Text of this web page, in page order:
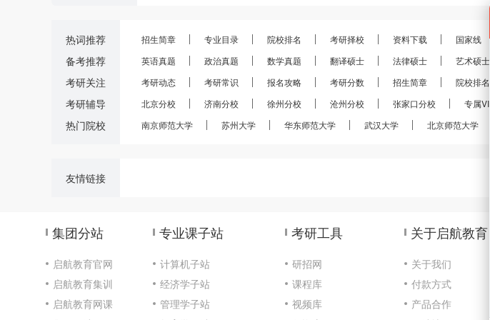
热词推荐
备考推荐
考研关注
考研辅导
热门院校
招生简章 专业目录 院校排名 考研择校 资料下载 国家线
英语真题
政治真题 数学真题 翻译硕士 法律硕士 艺术硕士
考研动态
考研常识 报名攻略 考研分数 招生简章 院校排名
北京分校
济南分校 徐州分校 沧州分校 张家口分校 专属VIP
南京师范大学
苏州大学 华东师范大学 武汉大学 北京师范大学
友情链接
集团分站
启航教育官网
启航教育集训
启航教育网课
专业课子站
计算机子站
经济学子站
管理学子站
考研工具
研招网
课程库
视频库
关于启航教育
关于我们
付款方式
产品合作